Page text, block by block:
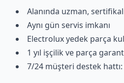
Alanında uzman,
Aynı gün servis imkanı
Electrolux yedek parça
1 yıl işçilik ve parça
7/24 müşteri destek hattı: